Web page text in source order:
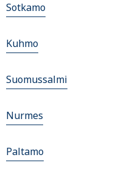
Sotkamo
Kuhmo
Suomussalmi
Nurmes
Paltamo